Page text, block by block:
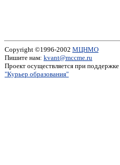
Copyright ©1996-2002 МЦНМО
Пишите нам: kvant@mccme.ru
Проект осуществляется при поддержке
"Курьер образования"